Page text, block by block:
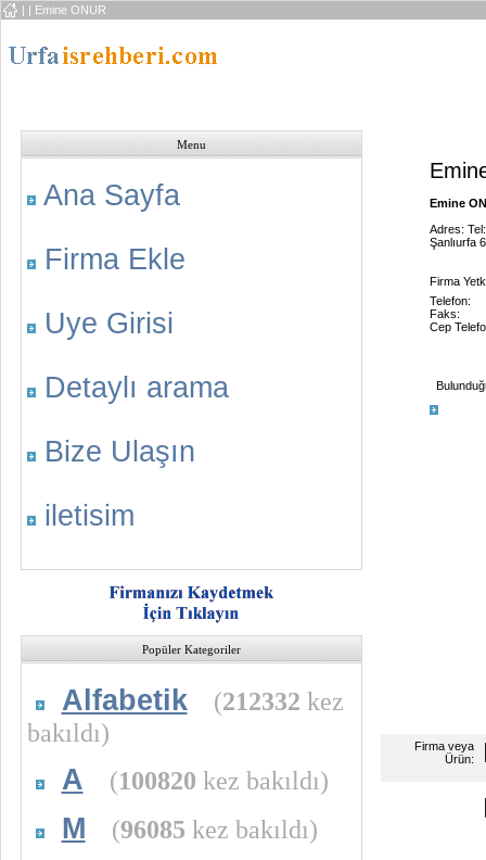
| | Emine ONUR
Menu
Ana Sayfa
Firma Ekle
Uye Girisi
Detaylı arama
Bize Ulaşın
iletisim
Popüler Kategoriler
Alfabetik (212332 kez
bakıldı)
A (100820 kez bakıldı)
M (96085 kez bakıldı)
Emine
Adres:
Şanlıurfa
Firma
Telefon:
Faks:
Cep
Firma veya
Ürün: